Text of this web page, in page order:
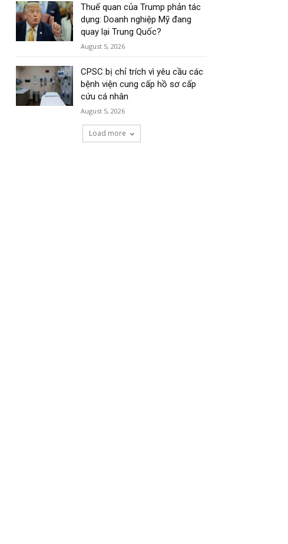
Thuế quan của Trump phản tác
dụng: Doanh nghiệp Mỹ đang
quay lại Trung Quốc?
August 5, 2026
CPSC bị chỉ trích vì yêu cầu các
bệnh viện cung cấp hồ sơ cấp
cứu cá nhân
August 5, 2026
Load more